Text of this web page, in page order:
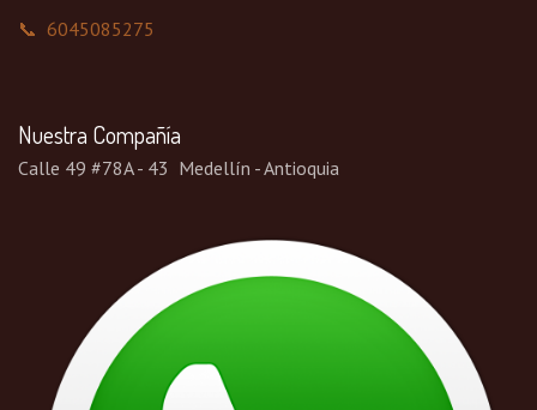
📞 6045085275
Nuestra Compañía
Calle 49 #78A - 43 Medellín - Antioquia